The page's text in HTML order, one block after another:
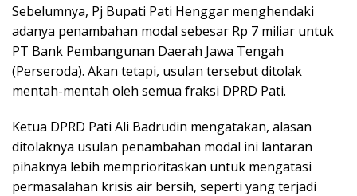
Sebelumnya, Pj Bupati Pati Henggar menghendaki
adanya penambahan modal sebesar Rp 7 miliar untuk
PT Bank Pembangunan Daerah Jawa Tengah
(Perseroda). Akan tetapi, usulan tersebut ditolak
mentah-mentah oleh semua fraksi DPRD Pati.
Ketua DPRD Pati Ali Badrudin mengatakan, alasan
ditolaknya usulan penambahan modal ini lantaran
pihaknya lebih memprioritaskan untuk mengatasi
permasalahan krisis air bersih, seperti yang terjadi